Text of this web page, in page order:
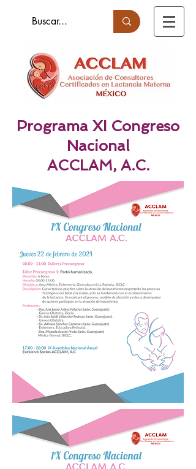
Programa XI Congreso
Nacional
ACCLAM, A.C.